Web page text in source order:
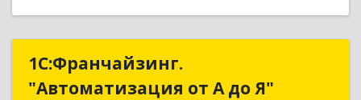
1С:Франчайзинг.
"Автоматизация от А до Я"
1С:Франчайзинг.
"Автоматизация от А до Я"